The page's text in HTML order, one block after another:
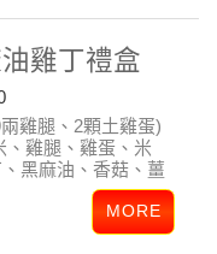
雞丁禮盒
雞腿、2顆土雞蛋)
、雞腿、雞蛋、米
黑麻油、香菇、薑